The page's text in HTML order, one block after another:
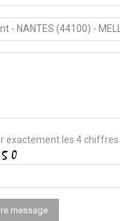
exactement les 4 chiffres